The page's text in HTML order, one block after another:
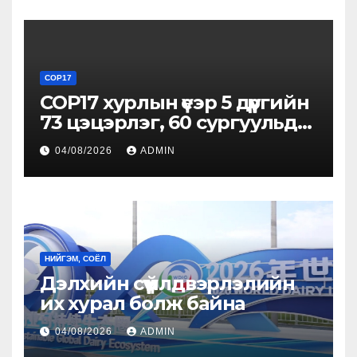
Элчин сайд Атул Малхари
COP17
COP17 хурлын үеэр 5 дүүргийн
73 цэцэрлэг, 60 сургуульд
зохицуулалт хийнэ
04/08/2026 ADMIN
НИЙГЭМ, СОЁЛ
Дэлхийн сүү үйлдвэрлэлийн
их хурал болж байна
04/08/2026 ADMIN